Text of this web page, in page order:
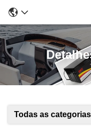
Todas as categorias